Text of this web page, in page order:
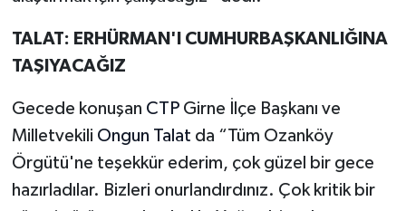
TALAT: ERHÜRMAN'I CUMHURBAŞKANLIĞINA
TAŞIYACAĞIZ
Gecede konuşan CTPGirne İlçe Başkanı ve
Milletvekili Ongun Talat da “Tüm Ozanköy
Örgütü'ne teşekkür ederim, çok güzel bir gece
hazırladılar. Bizleri onurlandırdınız. Çok kritik bir